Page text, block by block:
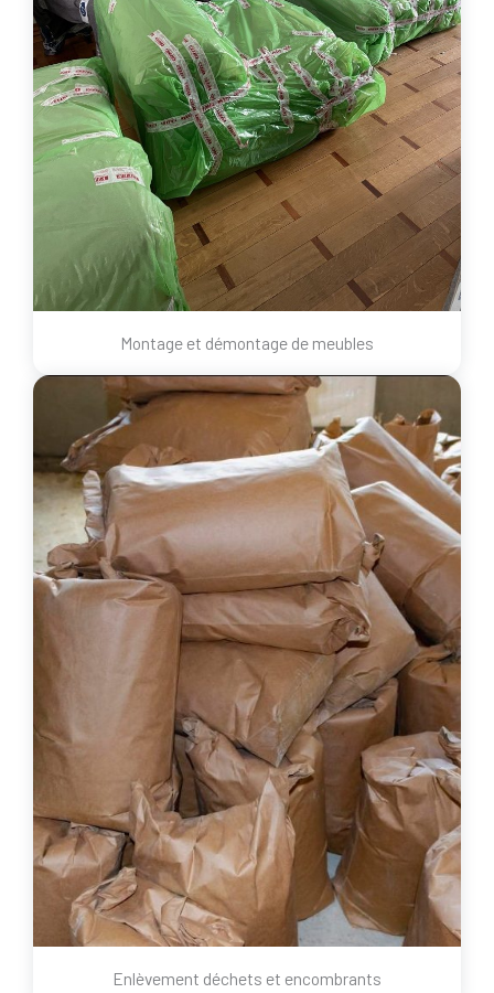
Montage et démontage de meubles
Enlèvement déchets et encombrants